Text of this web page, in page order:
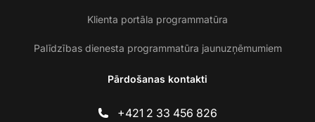
Klienta portāla programmatūra
Palīdzības dienesta programmatūra jaunuzņēmumiem
Pārdošanas kontakti
+421 2 33 456 826